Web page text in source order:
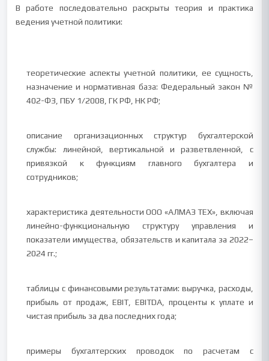
В работе последовательно раскрыты теория и практика
ведения учетной политики:
теоретические аспекты учетной политики, ее сущность,
назначение и нормативная база: Федеральный закон №
402-ФЗ, ПБУ 1/2008, ГК РФ, НК РФ;
описание организационных структур бухгалтерской
службы: линейной, вертикальной и разветвленной, с
привязкой к функциям главного бухгалтера и
сотрудников;
характеристика деятельности ООО «АЛМАЗ ТЕХ», включая
линейно-функциональную структуру управления и
показатели имущества, обязательств и капитала за 2022–
2024 гг.;
таблицы с финансовыми результатами: выручка, расходы,
прибыль от продаж, EBIT, EBITDA, проценты к уплате и
чистая прибыль за два последних года;
примеры бухгалтерских проводок по расчетам с